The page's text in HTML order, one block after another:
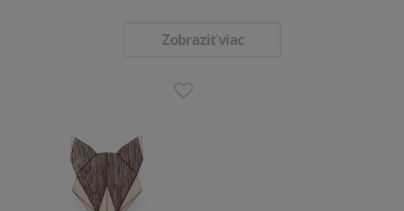
Zobraziť viac